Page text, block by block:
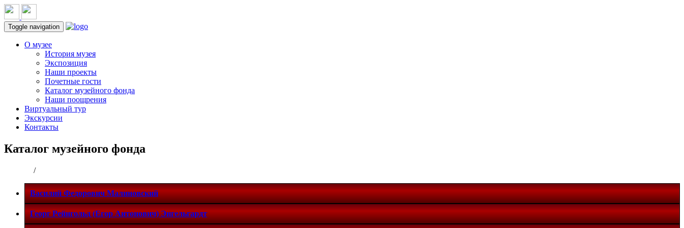
Toggle navigation
О музее
История музея
Экспозиция
Наши проекты
Почетные гости
Каталог музейного фонда
Наши поощрения
Виртуальный тур
Экскурсии
Контакты
Каталог музейного фонда
/
Василий Федорович Малиновский
Георг Рейнгольд (Егор Антонович) Энгельгардт